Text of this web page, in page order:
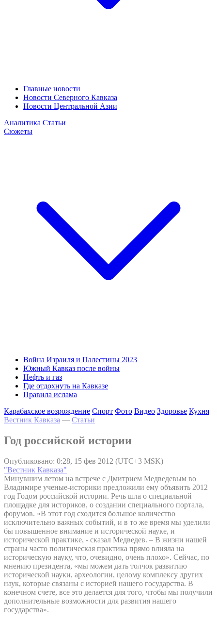
Главные новости
Новости Северного Кавказа
Новости Центральной Азии
Аналитика Статьи
Сюжеты
Война Израиля и Палестины 2023
Южный Кавказ после войны
Нефть и газ
Где отдохнуть на Кавказе
Правила ислама
Карабахское возрождение Спорт Фото Видео Здоровье Кухня
Вестник Кавказа — Статьи
Год российской истории
Опубликовано: 0:28, 15 фев 2012 (UTC+3 MSK)
"Вестник Кавказа"
Минувшим летом на встрече с Дмитрием Медведевым во
Владимире ученые-историки предложили ему объявить 2012
год Годом российской истории. Речь шла о специальной
площадке для историков, о создании специального портала,
форумов. «В этот год сходится большое количество
исключительно важных событий, и в то же время мы уделили
бы повышенное внимание и исторической науке, и
исторической практике, - сказал Медведев. – В жизни нашей
страны часто политическая практика прямо влияла на
историческую науку, что, очевидно, очень плохо». Сейчас, по
мнению президента, «мы можем дать толчок развитию
исторической науки, археологии, целому комплексу других
наук, которые связаны с историей нашего государства. В
конечном счете, все это делается для того, чтобы мы получили
дополнительные возможности для развития нашего
государства».